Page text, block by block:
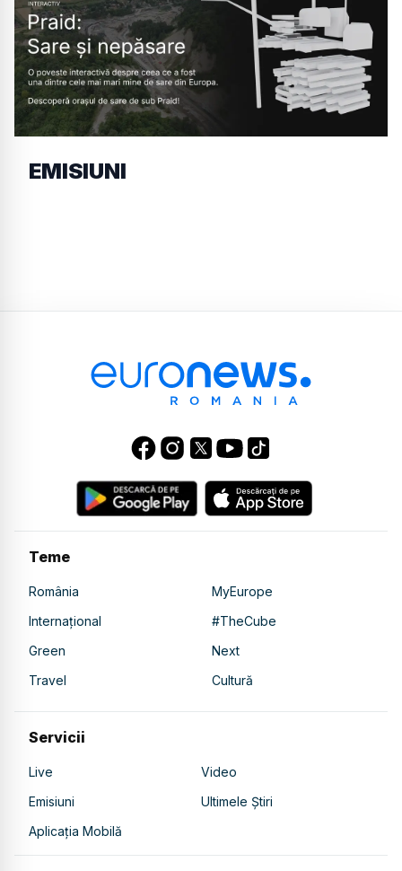
EMISIUNI
Teme
România
MyEurope
Internațional
#TheCube
Green
Next
Travel
Cultură
Servicii
Live
Video
Emisiuni
Ultimele Știri
Aplicația Mobilă